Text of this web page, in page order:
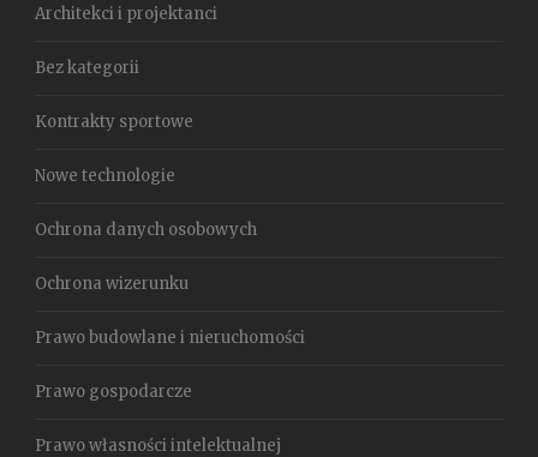
Architekci i projektanci
Bez kategorii
Kontrakty sportowe
Nowe technologie
Ochrona danych osobowych
Ochrona wizerunku
Prawo budowlane i nieruchomości
Prawo gospodarcze
Prawo własności intelektualnej